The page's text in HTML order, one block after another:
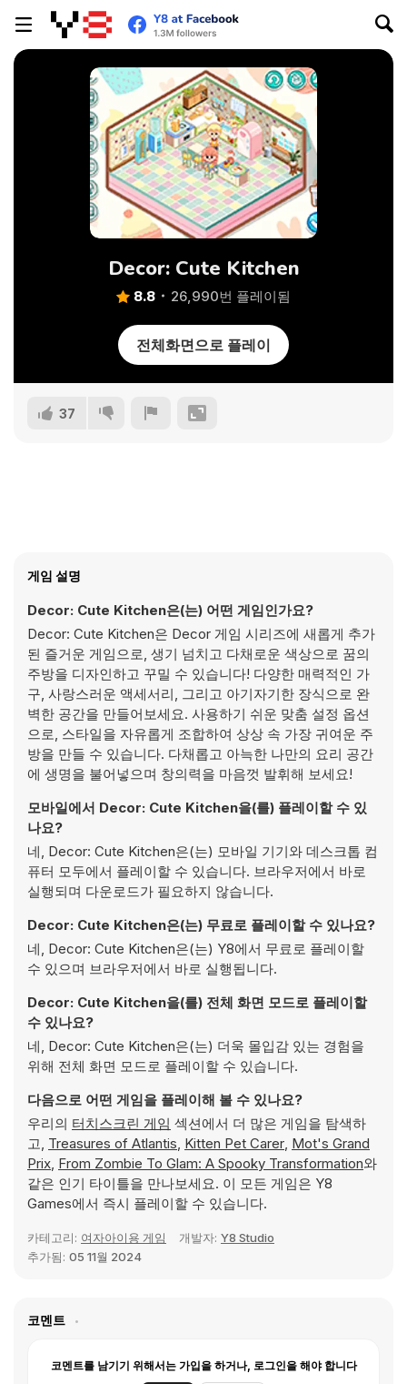
Decor: Cute Kitchen
8.8 26,990번 플레이됨
전체화면으로 플레이
37
게임 설명
Decor: Cute Kitchen은(는) 어떤 게임인가요?
Decor: Cute Kitchen은 Decor 게임 시리즈에 새롭게 추가
된 즐거운 게임으로, 생기 넘치고 다채로운 색상으로 꿈의
주방을 디자인하고 꾸밀 수 있습니다! 다양한 매력적인 가
구, 사랑스러운 액세서리, 그리고 아기자기한 장식으로 완
벽한 공간을 만들어보세요. 사용하기 쉬운 맞춤 설정 옵션
으로, 스타일을 자유롭게 조합하여 상상 속 가장 귀여운 주
방을 만들 수 있습니다. 다채롭고 아늑한 나만의 요리 공간
에 생명을 불어넣으며 창의력을 마음껏 발휘해 보세요!
모바일에서 Decor: Cute Kitchen을(를) 플레이할 수 있
나요?
네, Decor: Cute Kitchen은(는) 모바일 기기와 데스크톱 컴
퓨터 모두에서 플레이할 수 있습니다. 브라우저에서 바로
실행되며 다운로드가 필요하지 않습니다.
Decor: Cute Kitchen은(는) 무료로 플레이할 수 있나요?
네, Decor: Cute Kitchen은(는) Y8에서 무료로 플레이할
수 있으며 브라우저에서 바로 실행됩니다.
Decor: Cute Kitchen을(를) 전체 화면 모드로 플레이할
수 있나요?
네, Decor: Cute Kitchen은(는) 더욱 몰입감 있는 경험을
위해 전체 화면 모드로 플레이할 수 있습니다.
다음으로 어떤 게임을 플레이해 볼 수 있나요?
우리의 터치스크린 게임 섹션에서 더 많은 게임을 탐색하
고, Treasures of Atlantis, Kitten Pet Carer, Mot's Grand
Prix, From Zombie To Glam: A Spooky Transformation와
같은 인기 타이틀을 만나보세요. 이 모든 게임은 Y8
Games에서 즉시 플레이할 수 있습니다.
카테고리: 여자아이용 게임 개발자: Y8 Studio
추가됨: 05 11월 2024
코멘트
코멘트를 남기기 위해서는 가입을 하거나, 로그인을 해야 합니다